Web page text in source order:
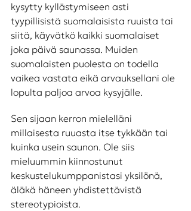
kysytty kyllästymiseen asti
tyypillisistä suomalaisista ruuista tai
siitä, käyvätkö kaikki suomalaiset
joka päivä saunassa. Muiden
suomalaisten puolesta on todella
vaikea vastata eikä arvauksellani ole
lopulta paljoa arvoa kysyjälle.
Sen sijaan kerron mielelläni
millaisesta ruuasta itse tykkään tai
kuinka usein saunon. Ole siis
mieluummin kiinnostunut
keskustelukumppanistasi yksilönä,
äläkä häneen yhdistettävistä
stereotypioista.